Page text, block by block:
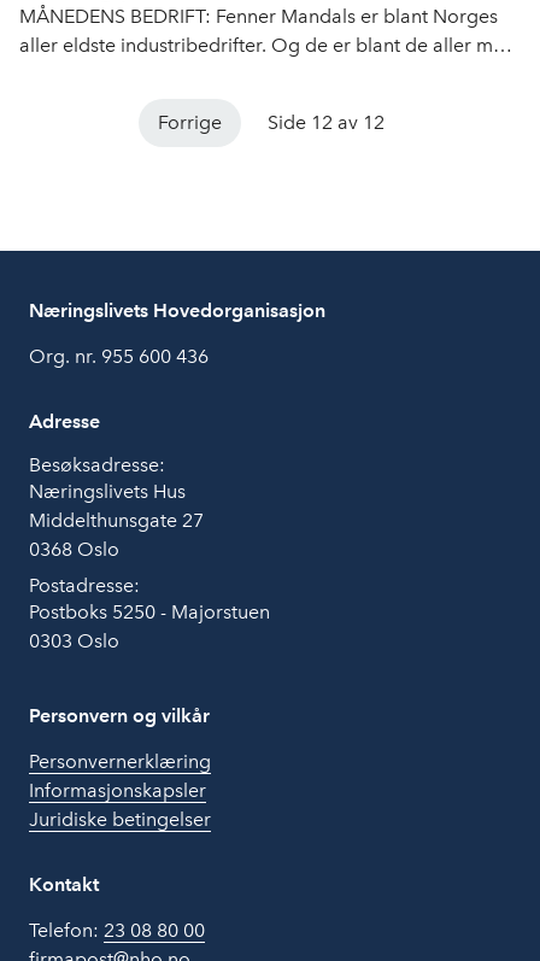
MÅNEDENS BEDRIFT: Fenner Mandals er blant Norges
aller eldste industribedrifter. Og de er blant de aller mest
Forrige Side 12 av 12
Næringslivets Hovedorganisasjon
Org. nr. 955 600 436
Adresse
Besøksadresse:
Næringslivets Hus
Middelthunsgate 27
0368 Oslo
Postadresse:
Postboks 5250 - Majorstuen
0303 Oslo
Personvern og vilkår
Personvernerklæring
Informasjonskapsler
Juridiske betingelser
Kontakt
Telefon: 23 08 80 00